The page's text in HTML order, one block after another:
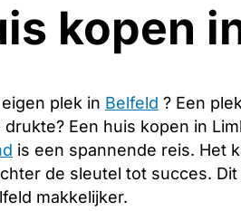
kopen
plek in Belfeld ? Een
Een huis kopen in
is een spannende reis. Het
de sleutel tot succes.
makkelijker.